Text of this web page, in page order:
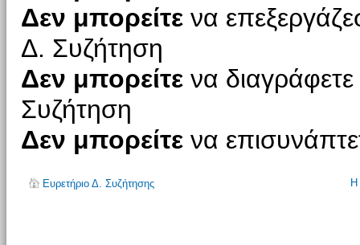
Δεν μπορείτενα
Δ. Συζήτηση
Δεν μπορείτενα διαγράφετε
Συζήτηση
Δεν μπορείτενα
Ευρετήριο Δ. Συζήτησης Η